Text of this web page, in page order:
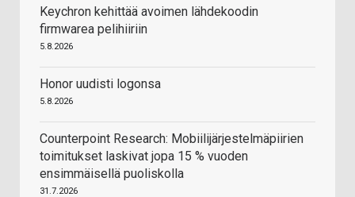
Keychron kehittää avoimen lähdekoodin
firmwarea pelihiiriin
5.8.2026
Honor uudisti logonsa
5.8.2026
Counterpoint Research: Mobiilijärjestelmäpiirien
toimitukset laskivat jopa 15 % vuoden
ensimmäisellä puoliskolla
31.7.2026